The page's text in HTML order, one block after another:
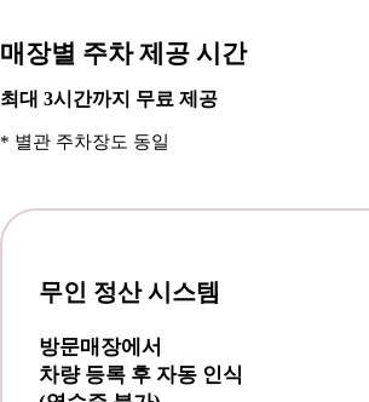
매장별 주차 제공 시간
최대 3시간까지 무료 제공
* 별관 주차장도 동일
무인 정산 시스템
방문매장에서
차량 등록 후 자동 인식